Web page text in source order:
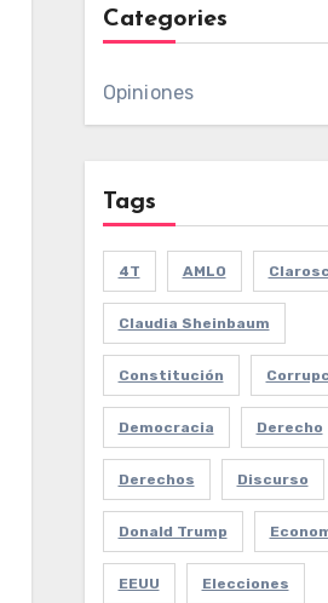
Categories
Opiniones
Tags
4T AMLO
Claudia Sheinbaum
Constitución
Democracia Derecho
Derechos Discurso
Donald Trump
EEUU Elecciones